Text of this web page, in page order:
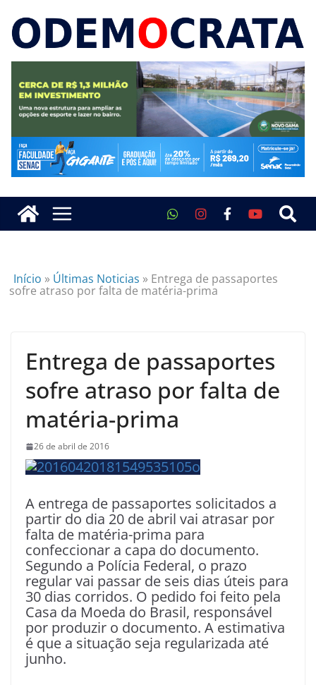
Início » Últimas Noticias » Entrega de passaportes
sofre atraso por falta de matéria-prima
Entrega de passaportes
sofre atraso por falta de
matéria-prima
26 de abril de 2016
A entrega de passaportes solicitados a
partir do dia 20 de abril vai atrasar por
falta de matéria-prima para
confeccionar a capa do documento.
Segundo a Polícia Federal, o prazo
regular vai passar de seis dias úteis para
30 dias corridos. O pedido foi feito pela
Casa da Moeda do Brasil, responsável
por produzir o documento. A estimativa
é que a situação seja regularizada até
junho.